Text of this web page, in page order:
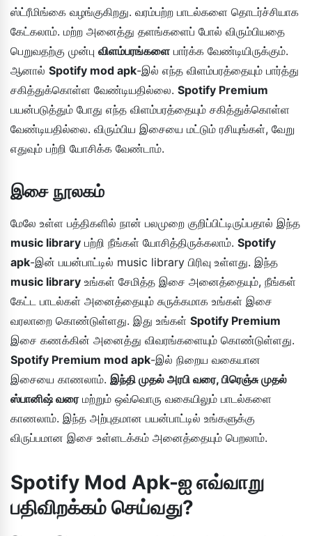
ஸ்ட்ரீமிங்கை வழங்குகிறது. வரம்பற்ற பாடல்களை தொடர்ச்சியாக
கேட்கலாம். மற்ற அனைத்து தளங்களைப் போல் விரும்பியதை
பெறுவதற்கு முன்பு விளம்பரங்களை பார்க்க வேண்டியிருக்கும்.
ஆனால் Spotify mod apk-இல் எந்த விளம்பரத்தையும் பார்த்து
சகித்துக்கொள்ள வேண்டியதில்லை. Spotify Premium
பயன்படுத்தும் போது எந்த விளம்பரத்தையும் சகித்துக்கொள்ள
வேண்டியதில்லை. விரும்பிய இசையை மட்டும் ரசியுங்கள், வேறு
எதுவும் பற்றி யோசிக்க வேண்டாம்.
இசை நூலகம்
மேலே உள்ள பத்திகளில் நான் பலமுறை குறிப்பிட்டிருப்பதால் இந்த
music library பற்றி நீங்கள் யோசித்திருக்கலாம். Spotify
apk-இன் பயன்பாட்டில் music library பிரிவு உள்ளது. இந்த
music library உங்கள் சேமித்த இசை அனைத்தையும், நீங்கள்
கேட்ட பாடல்கள் அனைத்தையும் சுருக்கமாக உங்கள் இசை
வரலாறை கொண்டுள்ளது. இது உங்கள் Spotify Premium
இசை கணக்கின் அனைத்து விவரங்களையும் கொண்டுள்ளது.
Spotify Premium mod apk-இல் நிறைய வகையான
இசையை காணலாம். இந்தி முதல் அரபி வரை, பிரெஞ்சு முதல்
ஸ்பானிஷ் வரைமற்றும் ஒவ்வொரு வகையிலும் பாடல்களை
காணலாம். இந்த அற்புதமான பயன்பாட்டில் உங்களுக்கு
விருப்பமான இசை உள்ளடக்கம் அனைத்தையும் பெறலாம்.
Spotify Mod Apk-ஐ எவ்வாறு
பதிவிறக்கம் செய்வது?